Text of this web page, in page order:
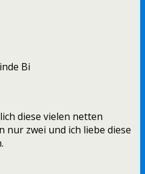
Bi
diese vielen netten
nur zwei und ich liebe diese